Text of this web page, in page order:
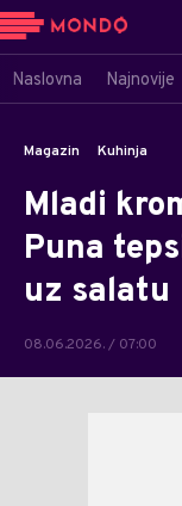
Naslovna Najnovije
Magazin Kuhinja
Mladi
Puna
uz salatu
08.06.2026. / 07:00